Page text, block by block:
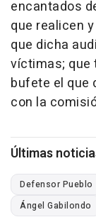
encantados
que realicen
que dicha
víctimas; que
bufete el que
con la
Últimas
Defensor Pueblo
Ángel Gabilondo